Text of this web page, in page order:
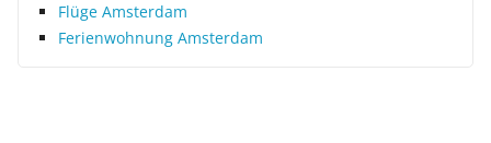
Flüge Amsterdam
Ferienwohnung Amsterdam